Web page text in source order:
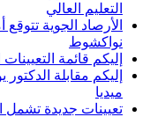
التعليم العالي
الأرصاد الجوية
نواكشوط
إليكم قائمة
إليكم مقابلة
ميديا
تعيينات جديدة تشمل